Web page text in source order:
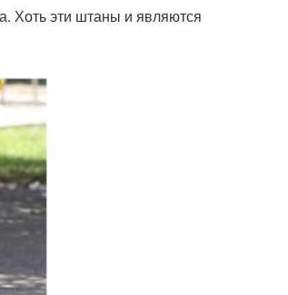
Хоть эти штаны и являются